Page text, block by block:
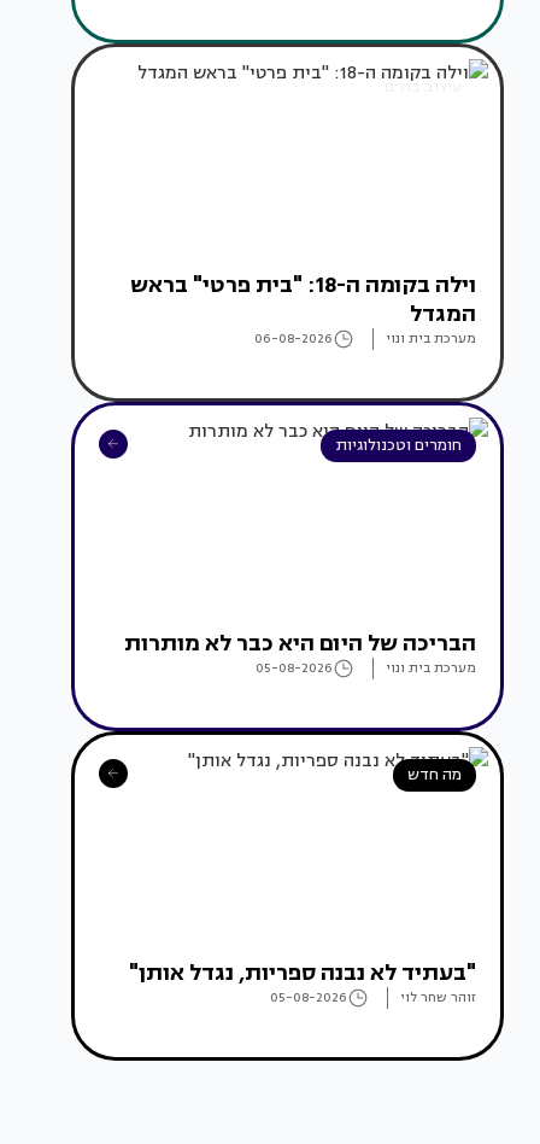
עיצוב בתים
וילה בקומה ה-18: "בית פרטי" בראש
המגדל
מערכת בית ונוי 06-08-2026
חומרים וטכנולוגיות
הבריכה של היום היא כבר לא מותרות
מערכת בית ונוי 05-08-2026
מה חדש
"בעתיד לא נבנה ספריות, נגדל אותן"
זוהר שחר לוי 05-08-2026